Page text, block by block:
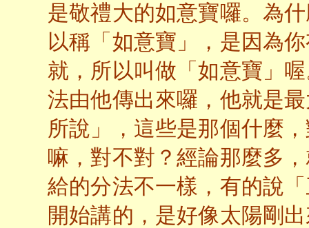
是敬禮大的如意寶囉。為
以稱「如意寶」，是因為
就，所以叫做「如意寶」
法由他傳出來囉，他就是
所說」，這些是那個什麼
嘛，對不對？經論那麼多
給的分法不一樣，有的說
開始講的，是好像太陽剛